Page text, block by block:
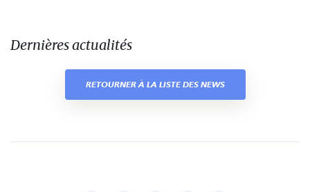
Dernières actualités
RETOURNER À LA LISTE DES NEWS